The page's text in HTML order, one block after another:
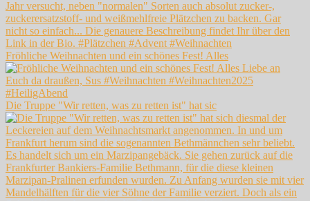
Fröhliche Weihnachten und ein schönes Fest! Alles
Die Truppe "Wir retten, was zu retten ist" hat sic